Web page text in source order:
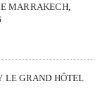
MARRAKECH,
LE GRAND HÔTEL